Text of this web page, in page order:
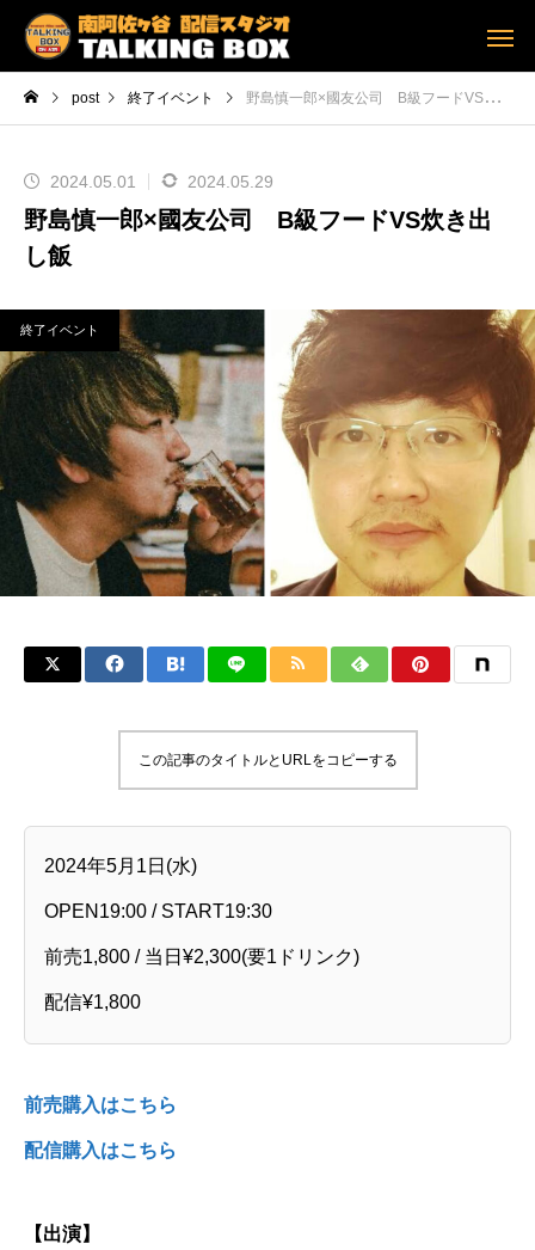
post 終了イベント 野島慎一郎×國友公司 B級フードVS炊き出し飯
2024.05.01 2024.05.29
野島慎一郎×國友公司 B級フードVS炊き出
し飯
終了イベント
この記事のタイトルとURLをコピーする
2024年5月1日(水)
OPEN19:00 / START19:30
前売1,800 / 当日¥2,300(要1ドリンク)
配信¥1,800
前売購入はこちら
配信購入はこちら
【出演】